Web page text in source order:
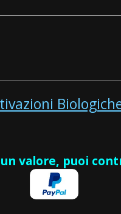
valore, puoi